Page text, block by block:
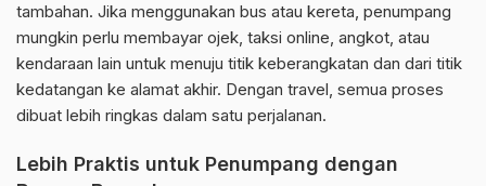
tambahan. Jika menggunakan bus atau kereta, penumpang
mungkin perlu membayar ojek, taksi online, angkot, atau
kendaraan lain untuk menuju titik keberangkatan dan dari titik
kedatangan ke alamat akhir. Dengan travel, semua proses
dibuat lebih ringkas dalam satu perjalanan.
Lebih Praktis untuk Penumpang dengan